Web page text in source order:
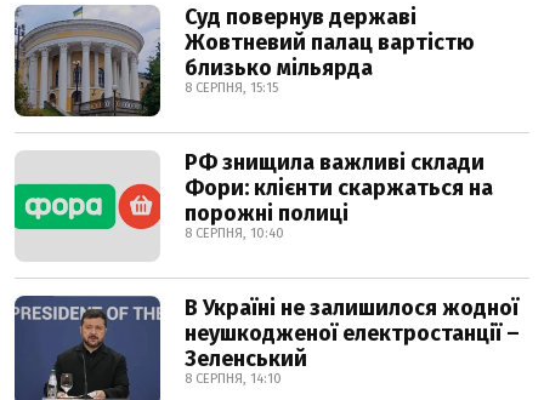
Суд повернув державі
Жовтневий палац вартістю
близько мільярда
8 СЕРПНЯ, 15:15
РФ знищила важливі склади
Фори: клієнти скаржаться на
порожні полиці
8 СЕРПНЯ, 10:40
В Україні не залишилося жодної
неушкодженої електростанції –
Зеленський
8 СЕРПНЯ, 14:10